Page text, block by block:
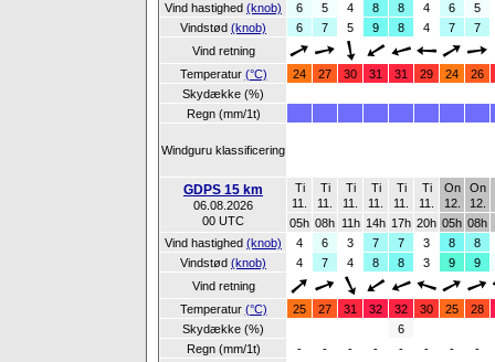
Vind hastighed (knob) 6 5 4 8 8 4 6
5
Vindstød (knob) 6 7 5 9 8 4 7
7
Vind retning
Temperatur (°C) 24 27 30 31 31 29 24
26
Skydække (%)
Regn (mm/1t)
Windguru klassificering
GDPS 15 km
06.08.2026
00 UTC
Ti
11.
Ti
11.
Ti
11.
Ti
11.
Ti
11.
Ti
11.
On
12.
On
12.
05h 08h 11h 14h 17h 20h 05h 08h
Vind hastighed (knob) 4 6 3 7 7 3 8
8
Vindstød (knob) 4 7 4 8 8 3 9
9
Vind retning
Temperatur (°C) 25 27 31 32 32 30 25
28
Skydække (%)
6
Regn (mm/1t)
- - - - - - - -